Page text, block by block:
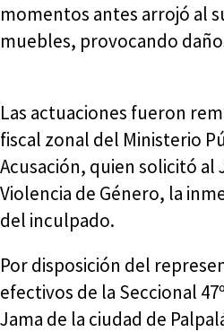
momentos antes arrojó al
muebles, provocando
Las actuaciones fueron
fiscal zonal del Ministerio
Acusación, quien solicitó al
Violencia de Género, la
del inculpado.
Por disposición del
efectivos de la Seccional
Jama de la ciudad de